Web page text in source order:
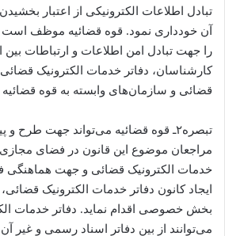
تبادل اطلاعات الکترونیکی از اعتبار
آن خودداری نمود. قوه قضائیه موظف است
را جهت تبادل امن اطلاعات و ارتباطات
کارشناسان، دفاتر خدمات الکترونیک
قضائی و سازمان‌های وابسته به قوه قضائیه
تبصره۲ـ قوه قضائیه می‌تواند جهت طرح
مراجعان موضوع این قانون در فضای مجازی
خدمات الکترونیک قضائی و جهت هماهنگی
ایجاد کانون دفاتر خدمات الکترونیک
بخش خصوصی اقدام نماید. دفاتر خدمات
می‌توانند از بین دفاتر اسناد رسمی و غیر